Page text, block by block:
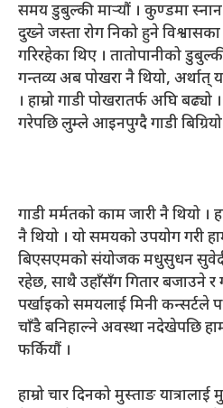
समय डुबुल्की मार्‍यौं । कुण्डमा स्नान
दुख्ने जस्ता रोग निको हुने
गरिरहेका थिए । तातोपानीको
गन्तव्य अब पोखरा नै थियो, अर्थात्
। हाम्रो गाडी पोखरातर्फ अघि
गरेपछि लुम्ले आइनपुग्दै गाडी बिग्रियो
गाडी मर्मतको काम जारी नै थियो
नै थियो । यो समयको उपयोग गरी
बिएसएमको संयोजक मधुसुधन
रहेछ, साथै उहाँसँग गितार बजाउने र
पर्खाइको समयलाई मिनी कन्सर्टले
चाँडै बनिहाल्ने अवस्था नदेखेपछि
फर्कियौं ।
हाम्रो चार दिनको मुस्ताङ